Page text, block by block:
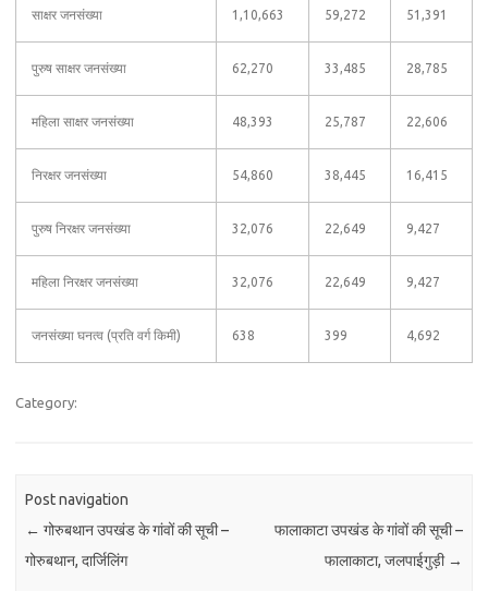
साक्षर जनसंख्या 1,10,663 59,272 51,391
पुरुष साक्षर जनसंख्या 62,270 33,485 28,785
महिला साक्षर जनसंख्या 48,393 25,787 22,606
निरक्षर जनसंख्या 54,860 38,445 16,415
पुरुष निरक्षर जनसंख्या 32,076 22,649 9,427
महिला निरक्षर जनसंख्या 32,076 22,649 9,427
जनसंख्या घनत्व (प्रति वर्ग किमी) 638 399 4,692
Category:
Post navigation
← गोरुबथान उपखंड के गांवों की सूची –
गोरुबथान, दार्जिलिंग
फालाकाटा उपखंड के गांवों की सूची –
फालाकाटा, जलपाईगुड़ी →